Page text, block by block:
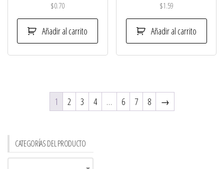
$0.70
Añadir al carrito
$1.59
Añadir al carrito
1 2 3 4 … 6 7 8 →
CATEGORÍAS DEL PRODUCTO